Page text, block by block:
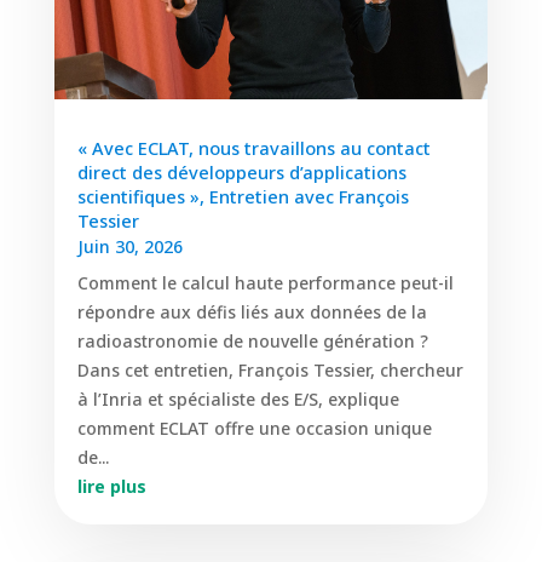
« Avec ECLAT, nous travaillons au contact
direct des développeurs d’applications
scientifiques », Entretien avec François
Tessier
Juin 30, 2026
Comment le calcul haute performance peut-il
répondre aux défis liés aux données de la
radioastronomie de nouvelle génération ?
Dans cet entretien, François Tessier, chercheur
à l’Inria et spécialiste des E/S, explique
comment ECLAT offre une occasion unique
de...
lire plus